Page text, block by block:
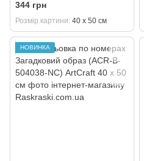
344 грн
Розмір картини 40 х 50 см
НОВИНКА